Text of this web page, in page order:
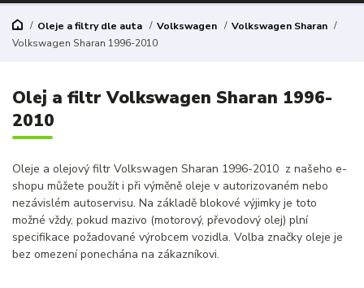
Oleje a filtry dle auta Volkswagen
Volkswagen Sharan
Volkswagen Sharan 1996-2010
Olej a filtr Volkswagen Sharan 1996-
2010
Oleje a olejový filtr Volkswagen Sharan 1996-2010 z našeho e-
shopu můžete použít i při výměně oleje v autorizovaném nebo
nezávislém autoservisu. Na základě blokové výjimky je toto
možné vždy, pokud mazivo (motorový, převodový olej) plní
specifikace požadované výrobcem vozidla. Volba značky oleje je
bez omezení ponechána na zákazníkovi.